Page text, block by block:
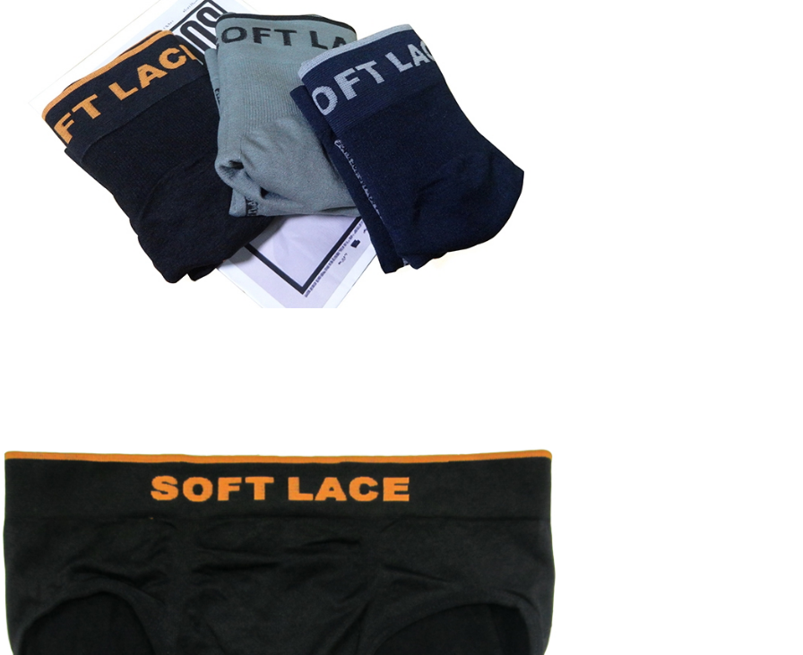
【注意事項】
１．透過由恩沛科技股份有限公司提供之「AFTEE先享後付」服務完成之
交易，需依本服務之必要範圍內提供個人資料，並將交易相關給付款項請
求債權轉讓予恩沛科技股份有限公司。
２．關於個人資料處理事宜，請瀏覽以下網址：
https://aftee.tw/terms/#terms3
３．未成年的使用者請事先徵得法定代理人或監護人之同意方可使用
「AFTEE先享後付」，若未經同意申辦者引起之損失，本公司不負相關責
任。
４．使用「AFTEE先享後付」時，將依據個別帳號之用戶狀況，依本公司
即時審查核予不同之上限額度；若仍有額度不足之情形，本公司將視審查
結果請求用戶進行身份認證。
５．嚴禁一人註冊多個帳號或使用他人資訊註冊。若發現惡意使用之情
形，恩沛科技股份有限公司將有權停止該用戶之使用額度並採取法律行
動。
宅配
每筆NT$80，滿NT$490(含以上)免運費
離島宅配
每筆NT$80，滿NT$1,000(含以上)免運費